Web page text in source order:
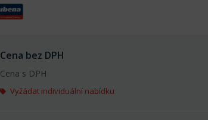
Cena bez DPH
Cena s DPH
Vyžádat individuální nabídku